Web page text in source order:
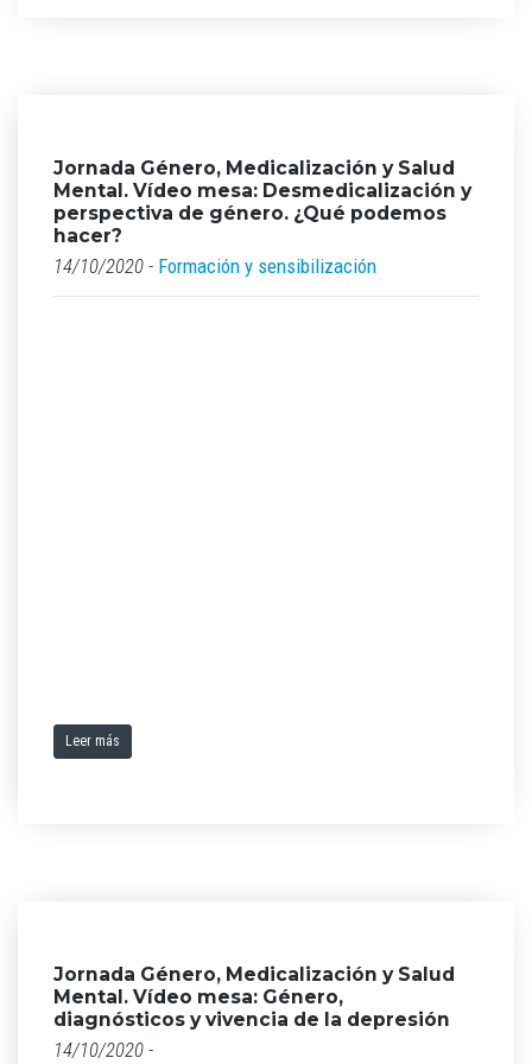
Jornada Género, Medicalización y Salud
Mental. Vídeo mesa: Desmedicalización y
perspectiva de género. ¿Qué podemos
hacer?
14/10/2020 - Formación y sensibilización
Leer más
Jornada Género, Medicalización y Salud
Mental. Vídeo mesa: Género,
diagnósticos y vivencia de la depresión
14/10/2020 -